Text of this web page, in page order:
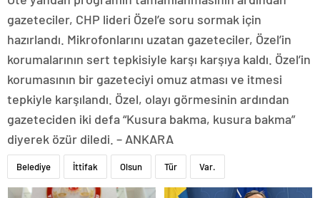
gazeteciler, CHP lideri Özel’e soru sormak için
hazırlandı. Mikrofonlarını uzatan gazeteciler, Özel’in
korumalarının sert tepkisiyle karşı karşıya kaldı. Özel’in
korumasının bir gazeteciyi omuz atması ve itmesi
tepkiyle karşılandı. Özel, olayı görmesinin ardından
gazeteciden iki defa “Kusura bakma, kusura bakma”
diyerek özür diledi. – ANKARA
Belediye İttifak Olsun Tür Var.